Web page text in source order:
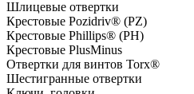
Шлицевые отвертки
Крестовые Pozidriv® (PZ)
Крестовые Phillips® (PH)
Крестовые PlusMinus
Отвертки для винтов Torx®
Шестигранные отвертки